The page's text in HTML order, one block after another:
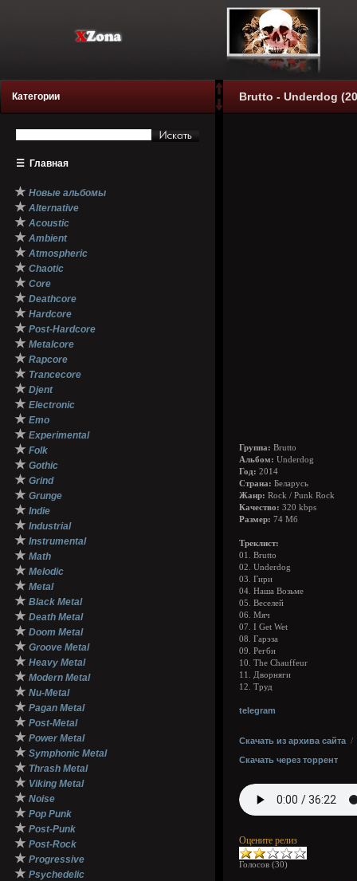
Категории
☰ Главная
★ Новые альбомы
★ Alternative
★ Acoustic
★ Ambient
★ Atmospheric
★ Chaotic
★ Core
★ Deathcore
★ Hardcore
★ Post-Hardcore
★ Metalcore
★ Rapcore
★ Trancecore
★ Djent
★ Electronic
★ Emo
★ Experimental
★ Folk
★ Gothic
★ Grind
★ Grunge
★ Indie
★ Industrial
★ Instrumental
★ Math
★ Melodic
★ Metal
★ Black Metal
★ Death Metal
★ Doom Metal
★ Groove Metal
★ Heavy Metal
★ Modern Metal
★ Nu-Metal
★ Pagan Metal
★ Post-Metal
★ Power Metal
★ Symphonic Metal
★ Thrash Metal
★ Viking Metal
★ Noise
★ Pop Punk
★ Post-Punk
★ Post-Rock
★ Progressive
★ Psychedelic
Brutto - Underdog
Группа: Brutto
Альбом: Underdog
Год: 2014
Страна: Беларусь
Жанр: Rock / Punk Rock
Качество: 320 kbps
Размер: 74 Мб
Треклист:
01. Brutto
02. Underdog
03. Гири
04. Наша Возьме
05. Веселей
06. Мяч
07. I Get Wet
08. Гарэза
09. Регби
10. The Chauffeur
11. Дворняги
12. Труд
telegram
Скачать из архива сайта /
Скачать через торрент
Оцените релиз
Голосов (30)